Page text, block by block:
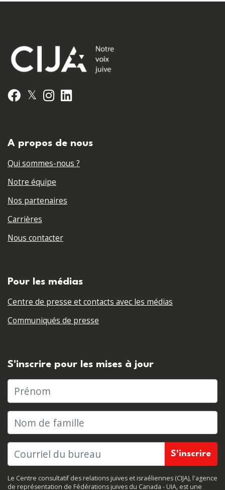
Facebook
𝕏 Instagram
A propos de nous
Qui sommes-nous ?
Notre équipe
Nos partenaires
Carrières
Nous contacter
Pour les médias
Centre de presse et contacts avec les médias
Communiqués de presse
S'inscrire pour les mises à jour
Prénom
Nom de famille
Le Centre consultatif des relations juives et israéliennes (CIJA), l'agence
de représentation de Fédérations juives du Canada - UIA, est une